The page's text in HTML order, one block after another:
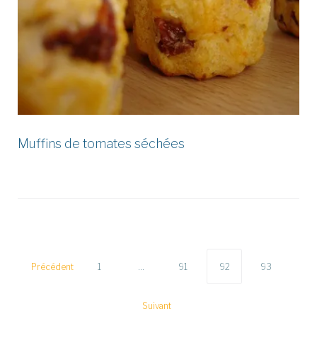
Muffins de tomates séchées
desPrécédent 1 … 91 92 93
Suivant